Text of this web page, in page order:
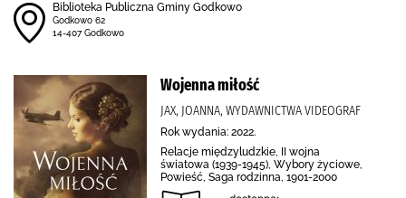
Biblioteka Publiczna Gminy Godkowo
Godkowo 62
14-407 Godkowo
Wojenna miłość
JAX, JOANNA, WYDAWNICTWA VIDEOGRAF
Rok wydania: 2022.
Relacje międzyludzkie, II wojna
światowa (1939-1945), Wybory życiowe,
Powieść, Saga rodzinna, 1901-2000